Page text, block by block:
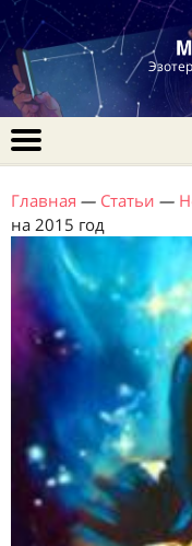
Главная — Статьи —
на 2015 год